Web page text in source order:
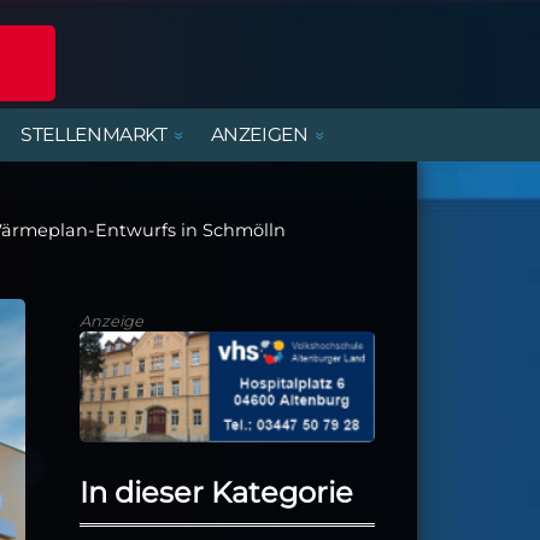
STELLENMARKT ANZEIGEN
Entwurfs in Schmölln
Anzeige
In dieser Kategorie